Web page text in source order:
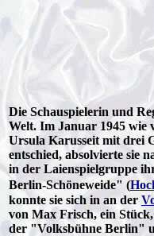
Die Schauspielerin und
Welt. Im Januar 1945 wie
Ursula Karusseit mit drei
entschied, absolvierte sie
in der Laienspielgruppe
Berlin-Schöneweide" (
konnte sie sich in an der
von Max Frisch, ein
der "Volksbühne Berlin"